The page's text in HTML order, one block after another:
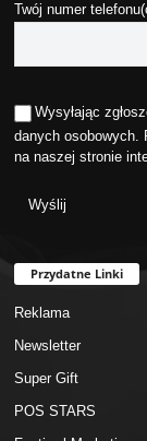
Twój numer
Wysyłając
danych osobowych.
na naszej stronie
Przydatne Linki
Reklama
Newsletter
Super Gift
POS STARS